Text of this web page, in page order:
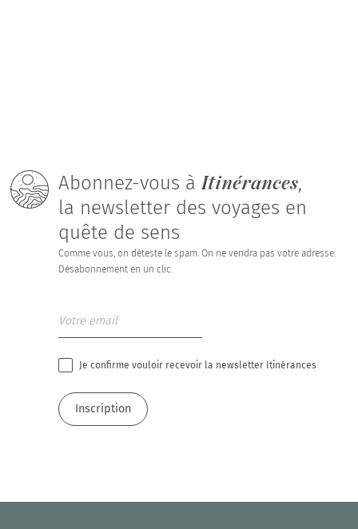
Abonnez-vous àItinérances,
la newsletter des voyages en
quête de sens
Comme vous, on déteste le spam. On ne vendra pas votre adresse.
Désabonnement en un clic.
Je confirme vouloir recevoir la newsletter Itinérances